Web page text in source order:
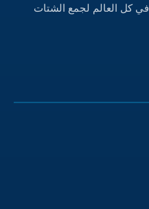
كل العالم لجمع الشتات